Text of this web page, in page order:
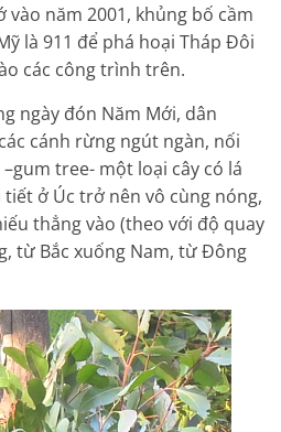
năm 2001, khủng bố cầm
là 911 để phá hoại Tháp Đôi
các công trình trên.
ngày đón Năm Mới, dân
cánh rừng ngút ngàn, nối
tree- một loại cây có lá
ở Úc trở nên vô cùng nóng,
thẳng vào (theo với độ quay
từ Bắc xuống Nam, từ Đông